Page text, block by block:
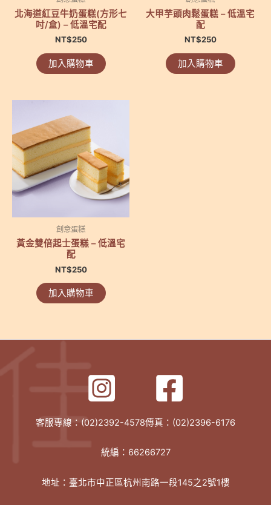
北海道紅豆牛奶蛋糕(方形七
吋/盒) – 低溫宅配
NT$250
加入購物車
大甲芋頭肉鬆蛋糕 – 低溫宅
配
NT$250
加入購物車
創意蛋糕
黃金雙倍起士蛋糕 – 低溫宅
配
NT$250
加入購物車
客服專線：(02)2392-4578傳真：(02)2396-6176
統編：66266727
地址：臺北市中正區杭州南路一段145之2號1樓